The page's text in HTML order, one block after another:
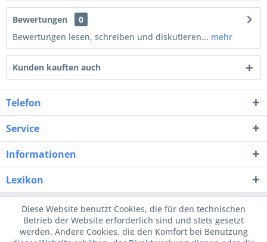
Bewertungen
0
Bewertungen lesen, schreiben und diskutieren... mehr
Kunden kauften auch
Telefon
Service
Informationen
Lexikon
Diese Website benutzt Cookies, die für den technischen
Betrieb der Website erforderlich sind und stets gesetzt
werden. Andere Cookies, die den Komfort bei Benutzung